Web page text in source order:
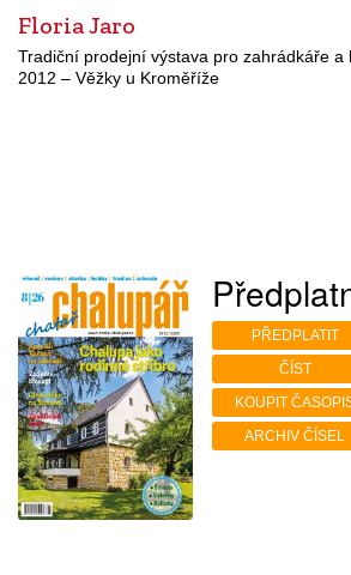
Floria Jaro
Tradiční prodejní výstava pro zahrádkáře a
2012 – Věžky u Kroměříže
PŘEDPLATIT
ČÍST
KOUPIT
ARCHIV ČÍSEL